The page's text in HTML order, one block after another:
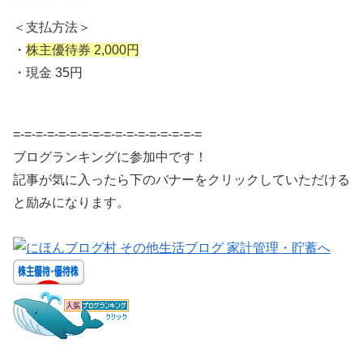
＜支払方法＞
・ 株主優待券 2,000円
・現金 35円
=-=-=-=-=-=-=-=-=-=-=-=-=-=-=-=-=
ブログランキングに参加中です！
記事が気に入ったら下のバナーをクリックしていただける
と励みになります。